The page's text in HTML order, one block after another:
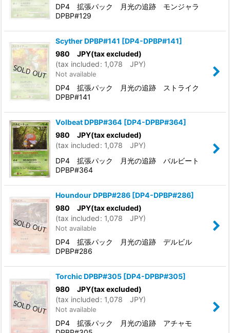
DP4 拡張パック 月光の追跡 モンジャラ
DPBP#129
Scyther DPBP#141 [DP4-DPBP#141]
980 JPY(tax excluded)
(tax included: 1,078 JPY)
Not available
DP4 拡張パック 月光の追跡 ストライク
DPBP#141
Volbeat DPBP#364 [DP4-DPBP#364]
980 JPY(tax excluded)
(tax included: 1,078 JPY)
DP4 拡張パック 月光の追跡 バルビート
DPBP#364
Houndour DPBP#286 [DP4-DPBP#286]
980 JPY(tax excluded)
(tax included: 1,078 JPY)
Not available
DP4 拡張パック 月光の追跡 デルビル
DPBP#286
Torchic DPBP#305 [DP4-DPBP#305]
980 JPY(tax excluded)
(tax included: 1,078 JPY)
Not available
DP4 拡張パック 月光の追跡 アチャモ